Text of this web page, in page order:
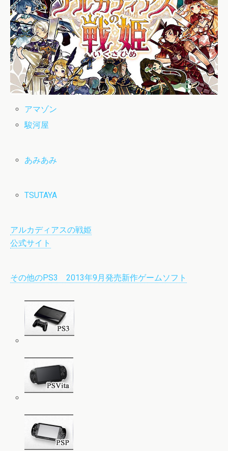
アマゾン
駿河屋
あみあみ
TSUTAYA
アルカディアスの戦姫
公式サイト
その他のPS3 2013年9月発売新作ゲームソフト